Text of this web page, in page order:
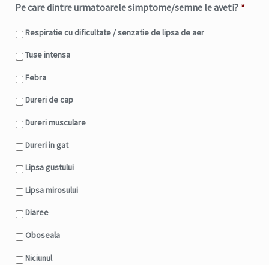
Pe care dintre urmatoarele simptome/semne le aveti? *
Respiratie cu dificultate / senzatie de lipsa de aer
Tuse intensa
Febra
Dureri de cap
Dureri musculare
Dureri in gat
Lipsa gustului
Lipsa mirosului
Diaree
Oboseala
Niciunul